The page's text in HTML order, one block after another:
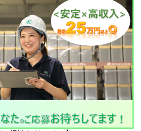
てみませんか？あなたらしさを出して
ーーーーー
ムな雰囲気！
る女性の方が社長です！
スタッフ全員で1つの大家族」という考え
いスタッフが多く、皆様楽しく伸び伸
社のスタッフ達は親身になってきいてく
」「プライベートで嫌なことがあった」
に相談してみると、誰もが優しく励まし
から徒歩10分
！
です◎
を持って就業いただいており、わからな
す！
、やりがいを持って働いていただけま
験やスキルによりキャリアアップも準備
さい↓↓